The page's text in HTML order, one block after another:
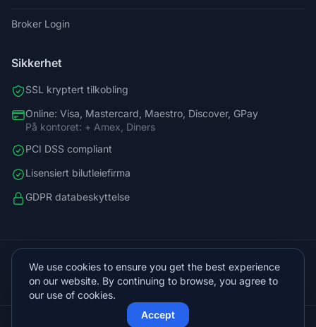
Broker Login
Sikkerhet
SSL kryptert tilkobling
Online: Visa, Mastercard, Maestro, Discover, GPay
På kontoret: + Amex, Diners
PCI DSS compliant
Lisensiert bilutleiefirma
GDPR databeskyttelse
info@vista.hr
Planinarski put 9, Veliko Brdo, Makarska
© 2026 Vista Sol d.o.o.. Alle rettigheter forbeholdt.
We use cookies to ensure you get the best experience
on our website. By continuing to browse, you agree to
our use of cookies.
Accept